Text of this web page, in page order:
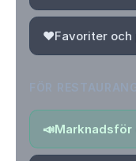
❤️Favoriter och
📣Marknadsför